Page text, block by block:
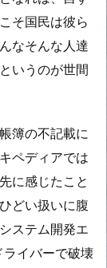
そ国民は彼ら
なそんな人達
いうのが世間
簿の不記載に
ペディアでは
に感じたこと
どい扱いに腹
ステム開発エ
イバーで破壊